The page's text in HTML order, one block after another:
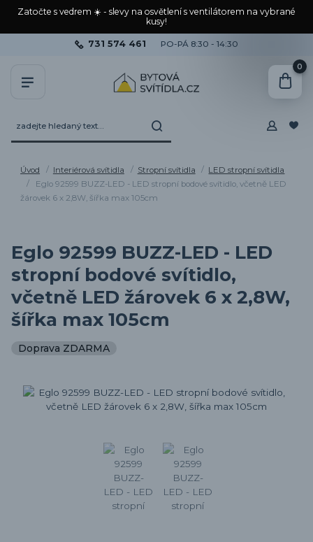
Zatočte s vedrem ☀️ - slevy na osvětlení s ventilátorem na vybrané
kusy!
731 574 461 PO-PÁ 8:30 - 14:30
0
Úvod Interiérová svítidla Stropní svítidla
LED stropní svítidla
Eglo 92599 BUZZ-LED - LED stropní bodové svítidlo, včetně LED
žárovek 6 x 2,8W, šířka max 105cm
Eglo 92599 BUZZ-LED - LED
stropní bodové svítidlo,
včetně LED žárovek 6 x 2,8W,
šířka max 105cm
Doprava ZDARMA